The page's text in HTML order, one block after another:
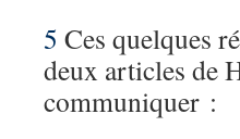
5 Ces quelques
deux articles de
communiquer :